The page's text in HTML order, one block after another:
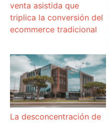
venta asistida que
triplica la conversión del
ecommerce tradicional
La desconcentración de